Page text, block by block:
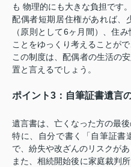
も 物理的にも大きな負担です。
配偶者短期居住権があれば、
（原則として6ヶ月間）、住
ことをゆっくり考えることがで
この制度は、配偶者の生活の
置と言えるでしょう。
ポイント3：自筆証書遺言
遺言書は、亡くなった方の最
特に、自分で書く「自筆証書
で、紛失や改ざんのリスクがあ
また、相続開始後に家庭裁判